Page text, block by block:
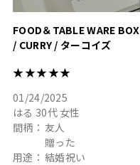
FOOD＆TABLE WARE BOX
/ CURRY / ターコイズ
★★★★★
01/24/2025
はる 30代 女性
間柄： 友人
贈った
用途： 結婚祝い